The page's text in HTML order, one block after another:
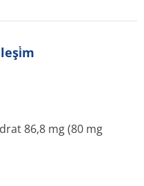
86,8 mg (80 mg